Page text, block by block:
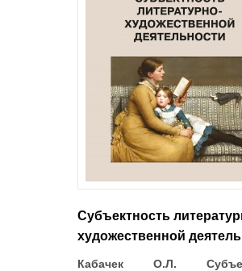
Субъектность
художественной
Кабачек О.Л.